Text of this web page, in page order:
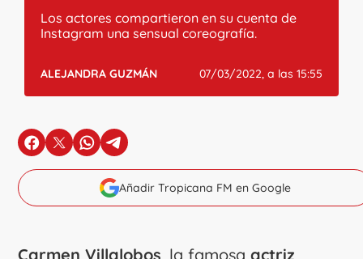
Los actores compartieron en su cuenta de
Instagram una sensual coreografía.
ALEJANDRA GUZMÁN 07/03/2022, a las 15:55
en Facebook
en Xen Whatsapp
en Telegram
Añadir Tropicana FM en Google
Carmen Villalobos, la famosaactriz,